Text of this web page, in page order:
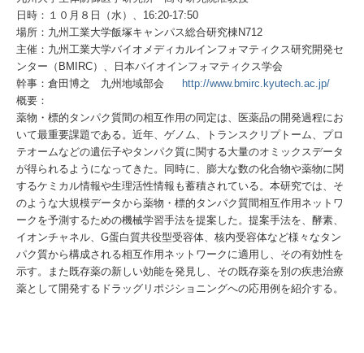
日時：１０月８日（水）、16:20-17:50
場所：九州工業大学飯塚キャンパス総合研究棟N712
主催：九州工業大学バイオメディカルインフォマティクス研究開発セ
ンター（BMIRC）、日本バイオインフォマティクス学会
幹事：倉田博之 九州地域部会
http://www.bmirc.kyutech.ac.jp/
概要：
薬物・標的タンパク質間の相互作用の同定は、医薬品の開発過程にお
いて最重要課題である。近年、ゲノム、トランスクリプトーム、プロ
テオームなどの遺伝子やタンパク質に関する大量のオミックスデータ
が得られるようになってきた。同時に、膨大な数の化合物や薬物に関
するケミカル情報や生理活性情報も蓄積されている。本研究では、そ
のような大規模データから薬物・標的タンパク質間相互作用ネットワ
ークを予測するための機械学習手法を提案した。提案手法を、酵素、
イオンチャネル、G蛋白質共役型受容体、核内受容体など様々なタン
パク質から構成される相互作用ネットワークに適用し、その有効性を
示す。また既存薬の新しい効能を発見し、その既存薬を別の疾患治療
薬として開発するドラッグリポジショニングへの応用例を紹介する。